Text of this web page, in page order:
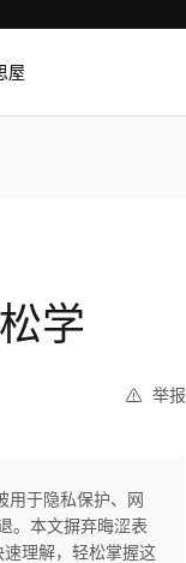
屋
学
举报
用于隐私保护、网
。本文摒弃晦涩表
理解，轻松掌握这